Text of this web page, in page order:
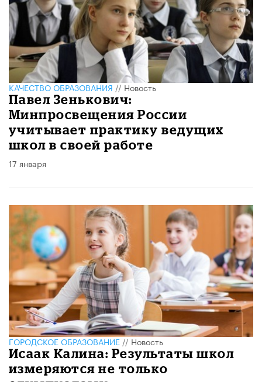
КАЧЕСТВО ОБРАЗОВАНИЯ//Новость
Павел Зенькович:
Минпросвещения России
учитывает практику ведущих
школ в своей работе
17 января
ГОРОДСКОЕ ОБРАЗОВАНИЕ//Новость
Исаак Калина: Результаты школ
измеряются не только